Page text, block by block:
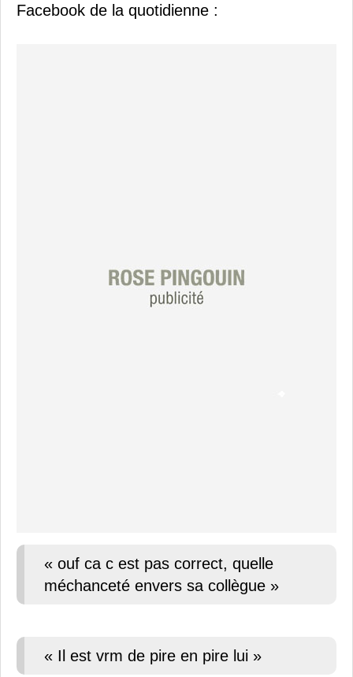
Facebook de la quotidienne :
« ouf ca c est pas correct, quelle
méchanceté envers sa collègue »
« Il est vrm de pire en pire lui »